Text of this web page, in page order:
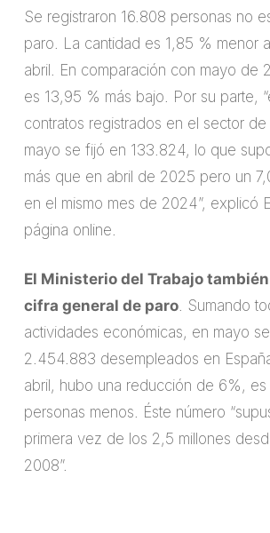
Se registraron 16.808 personas no
paro. La cantidad es 1,85 % menor
abril. En comparación con mayo de
es 13,95 % más bajo. Por su parte,
contratos registrados en el sector de
mayo se fijó en 133.824, lo que
más que en abril de 2025 pero un
en el mismo mes de 2024”, explicó
página online.
El Ministerio del Trabajo
cifra general de paro. Sumando
actividades económicas, en mayo
2.454.883 desempleados en
abril, hubo una reducción de 6%,
personas menos. Éste número
primera vez de los 2,5 millones
2008”.